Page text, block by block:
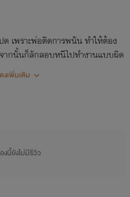
ด เพราะพ่อติดการพนัน ทำให้ต้อง
ากนั้นก็ลักลอบหนีไปทำงานแบบผิด
เธอไว้กับย่าสองคน โดยไม่ให้เงิน
กจะจ้างเธอมาทำความสะอาด
จะเกิดอะไรขึ้น ติดตามได้เลยจ้า
งเพิ่มเติม
งนี้ยังไม่มีรีวิว